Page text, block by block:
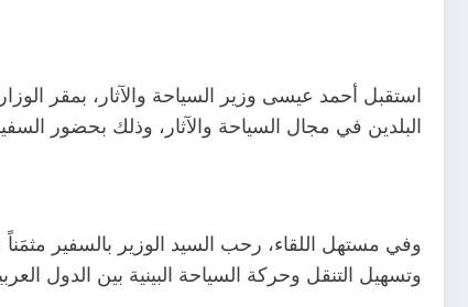
استقبل أحمد عيسى وزير السياحة والآثار، بمقر
البلدين في مجال السياحة والآثار، وذلك بحضور
وفي مستهل اللقاء، رحب السيد الوزير بالسفير
وتسهيل التنقل وحركة السياحة البينية بين الدول